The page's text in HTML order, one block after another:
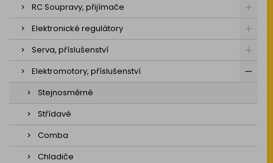
RC Soupravy, přijímače
Elektronické regulátory
Serva, příslušenství
Elektromotory, příslušenství
Stejnosměrné
Střídavé
Comba
Chladiče